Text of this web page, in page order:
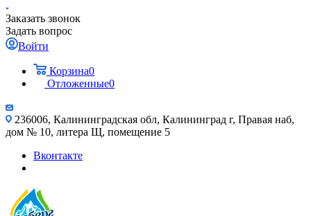
Заказать звонок
Задать вопрос
Войти
Корзина0
Отложенные0
236006, Калининградская обл, Калининград г, Правая наб,
дом № 10, литера Щ, помещение 5
Вконтакте